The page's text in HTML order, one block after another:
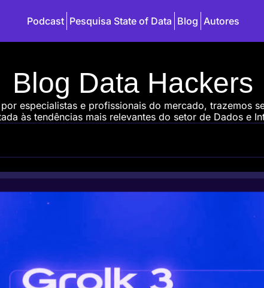
Podcast Pesquisa State of Data Blog Autores
Blog Data Hackers
especialistas e profissionais do mercado, trazemos
às tendências mais relevantes do setor de Dados e